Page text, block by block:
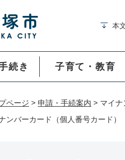
本
続き 子育て・教育
ページ > 申請・手続案内 > マイナ
ンバーカード（個人番号カード）